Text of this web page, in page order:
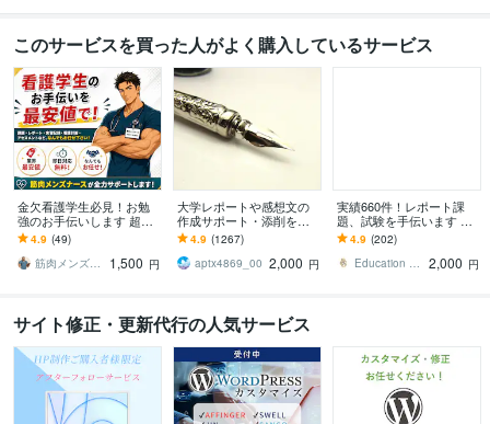
このサービスを買った人がよく購入しているサービス
金欠看護学生必見！お勉
強のお手伝いします 超最
安値です！即日対応無料
です！
4.9 (49)
筋肉メンズナース
1,500 円
大学レポートや感想文の
作成サポート・添削をし
ます 幅広いジャンルに対
応します!!即日納品も対応
可能です！
4.9 (1267)
aptx4869_00 2,000 円
実績660件！レポート課
題、試験を手伝います 理
系大学院修了生がレポー
ト課題の補助、指導、添
削します。
4.9 (202)
Education LABORATORY
2,000 円
サイト修正・更新代行の人気サービス